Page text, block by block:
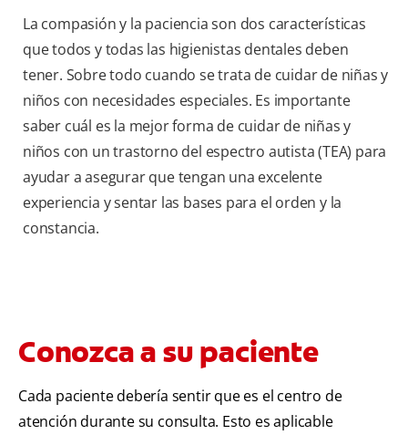
La compasión y la paciencia son dos características
que todos y todas las higienistas dentales deben
tener. Sobre todo cuando se trata de cuidar de niñas y
niños con necesidades especiales. Es importante
saber cuál es la mejor forma de cuidar de niñas y
niños con un trastorno del espectro autista (TEA) para
ayudar a asegurar que tengan una excelente
experiencia y sentar las bases para el orden y la
constancia.
Conozca a su paciente
Cada paciente debería sentir que es el centro de
atención durante su consulta. Esto es aplicable